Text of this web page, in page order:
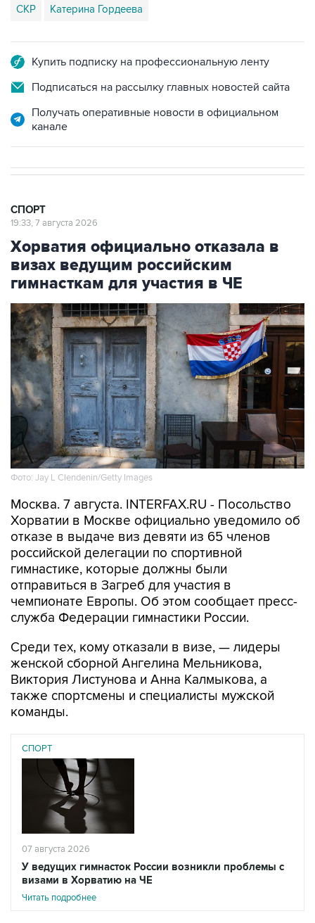
СКР Катерина Гордеева
Купить подписку на профессиональную ленту
Подписаться на рассылку главных новостей сайта
Получать оперативные новости в официальном
канале
СПОРТ
19:33, 7 августа 2026
Хорватия официально отказала в
визах ведущим российским
гимнасткам для участия в ЧЕ
Фото: Jay L Clendenin/Getty Images
Москва. 7 августа. INTERFAX.RU - Посольство
Хорватии в Москве официально уведомило об
отказе в выдаче виз девяти из 65 членов
российской делегации по спортивной
гимнастике, которые должны были
отправиться в Загреб для участия в
чемпионате Европы. Об этом сообщает пресс-
служба Федерации гимнастики России.
Среди тех, кому отказали в визе, — лидеры
женской сборной Ангелина Мельникова,
Виктория Листунова и Анна Калмыкова, а
также спортсмены и специалисты мужской
команды.
СПОРТ
07 августа 2026
У ведущих гимнасток России возникли проблемы с
визами в Хорватию на ЧЕ
Читать подробнее